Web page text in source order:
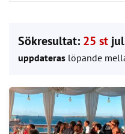
Sökresultat: 25 st
uppdateras löpande